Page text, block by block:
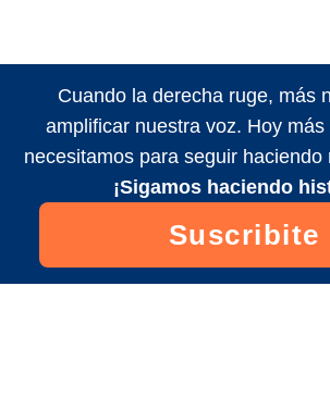
Cuando la derecha ruge, más
amplificar nuestra voz. Hoy
necesitamos para seguir haciendo
¡Sigamos haciendo
Suscribite